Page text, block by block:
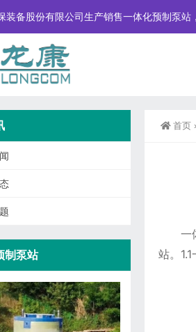
装备股份有限公司生产销售一体化预制泵站
首页
一
站。
制泵站